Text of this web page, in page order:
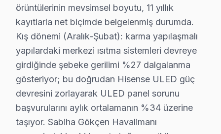
Ahmet Yesevi'de Hisense TV Servisi
Ahmet Yesevi Mahallesi'nde, Hisense televizyonunuz
Bahçelievler'de Hisense TV Servisi
Bahçelievler Mahallesi'nde Hisense televizyon'lerde
Ballıca'da Hisense TV Servisi
Ballıca Mahallesi'ndeki Hisense ekran'lerde yaygın
Batı'da Hisense TV Servisi
örüntülerinin mevsimsel boyutu, 11 yıllık
kayıtlarla net biçimde belgelenmiş durumda.
Kış dönemi (Aralık-Şubat): karma yapılaşmalı
yapılardaki merkezi ısıtma sistemleri devreye
girdiğinde şebeke gerilimi %27 dalgalanma
gösteriyor; bu doğrudan Hisense ULED güç
devresini zorlayarak ULED panel sorunu
başvurularını aylık ortalamanın %34 üzerine
taşıyor. Sabiha Gökçen Havalimanı